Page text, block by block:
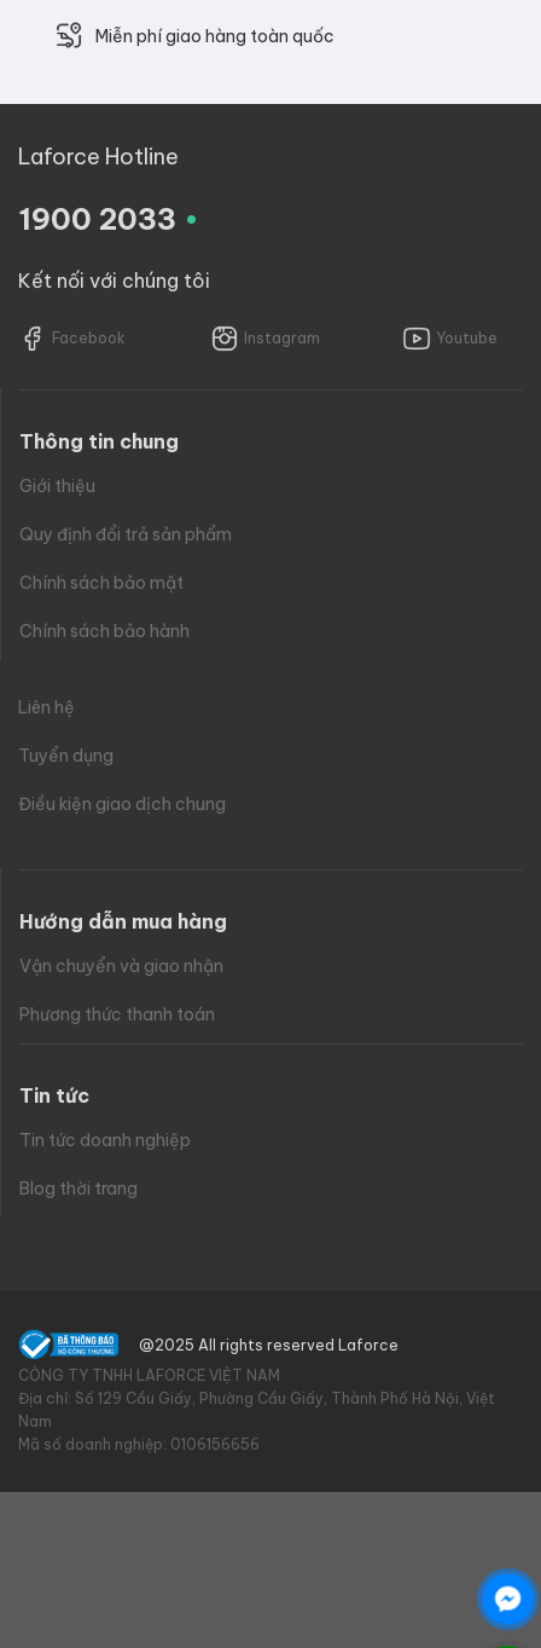
Miễn phí giao hàng toàn quốc
Laforce Hotline
1900 2033 .
Kết nối với chúng tôi
Facebook Instagram Youtube
Thông tin chung
Giới thiệu
Quy định đổi trả sản phẩm
Chính sách bảo mật
Chính sách bảo hành
Liên hệ
Tuyển dụng
Điều kiện giao dịch chung
Hướng dẫn mua hàng
Vận chuyển và giao nhận
Phương thức thanh toán
Tin tức
Tin tức doanh nghiệp
Blog thời trang
@2025 All rights reserved Laforce
CÔNG TY TNHH LAFORCE VIỆT NAM
Địa chỉ: Số 129 Cầu Giấy, Phường Cầu Giấy, Thành Phố Hà Nội, Việt
Nam
Mã số doanh nghiệp: 0106156656